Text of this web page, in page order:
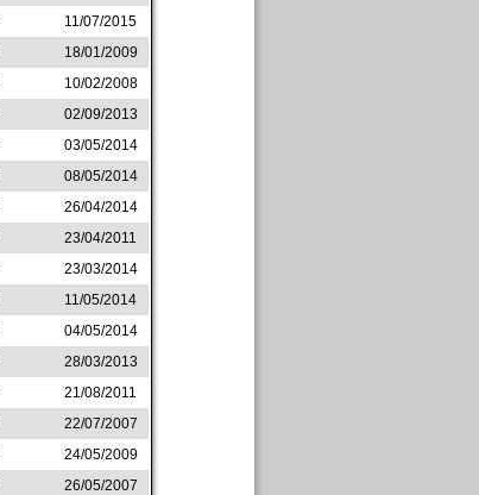
11/07/2015
18/01/2009
10/02/2008
02/09/2013
03/05/2014
08/05/2014
26/04/2014
23/04/2011
23/03/2014
11/05/2014
04/05/2014
28/03/2013
21/08/2011
22/07/2007
24/05/2009
26/05/2007